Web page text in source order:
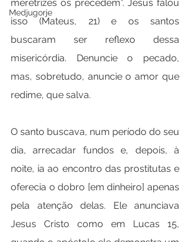
Medjugorje
meretrizes os precedem”. Jesus falou
isso (Mateus, 21) e os santos
buscaram ser reflexo dessa
misericórdia. Denuncie o pecado,
mas, sobretudo, anuncie o amor que
redime, que salva.
O santo buscava, num período do seu
dia, arrecadar fundos e, depois, à
noite, ia ao encontro das prostitutas e
oferecia o dobro [em dinheiro] apenas
pela atenção delas. Ele anunciava
Jesus Cristo como em Lucas 15,